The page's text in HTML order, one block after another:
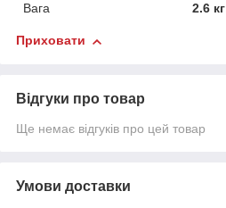
Вага
2.6 кг
Приховати
Відгуки про товар
Ще немає відгуків про цей товар
Умови доставки